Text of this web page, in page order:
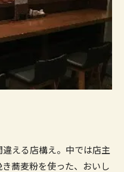
える店構え。中では店主
蕎麦粉を使った、おいし